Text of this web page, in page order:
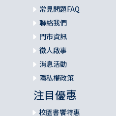
常見問題FAQ
聯絡我們
門市資訊
徵人啟事
消息活動
隱私權政策
注目優惠
校園書饗特惠